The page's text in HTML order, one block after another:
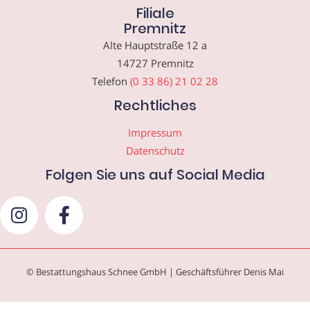
Filiale
Premnitz
Alte Hauptstraße 12 a
14727 Premnitz
Telefon (0 33 86) 21 02 28
Rechtliches
Impressum
Datenschutz
Folgen Sie uns auf Social Media
© Bestattungshaus Schnee GmbH | Geschäftsführer Denis Mai